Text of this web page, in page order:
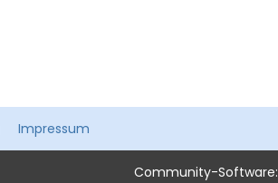
Impressum
Community-Software: